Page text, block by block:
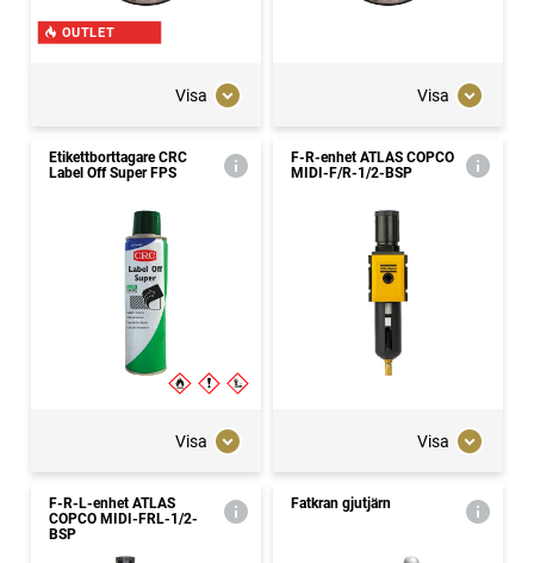
OUTLET
Visa Visa
Etikettborttagare CRC
Label Off Super FPS
Visa
F-R-enhet ATLAS COPCO
MIDI-F/R-1/2-BSP
Visa
F-R-L-enhet ATLAS
COPCO MIDI-FRL-1/2-
BSP
Fatkran gjutjärn